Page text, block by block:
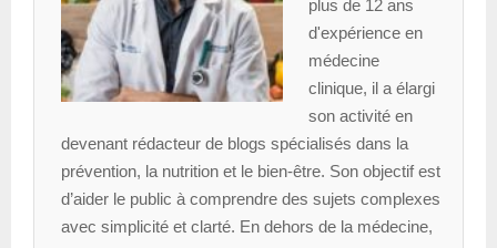
plus de 12 ans
d'expérience en
médecine
clinique, il a élargi
son activité en
devenant rédacteur de blogs spécialisés dans la
prévention, la nutrition et le bien-être. Son objectif est
d’aider le public à comprendre des sujets complexes
avec simplicité et clarté. En dehors de la médecine,